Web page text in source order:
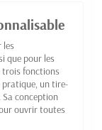
les
que pour les
trois fonctions
pratique, un tire-
Sa conception
ouvrir toutes